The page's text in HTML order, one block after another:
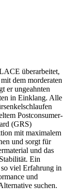
überarbeitet,
dem morderaten
er ungeahnten
in Einklang. Alle
Postconsumer-
(GRS)
mit maximalem
und sorgt für
und das
Ein
viel Erfahrung in
und
suchen.